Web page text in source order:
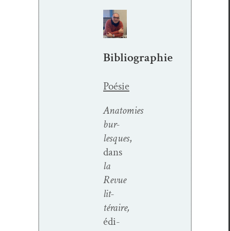
Bibliographie
Poésie
Anatomies
bur­
lesques,
dans
la
Revue
lit­
téraire,
édi­